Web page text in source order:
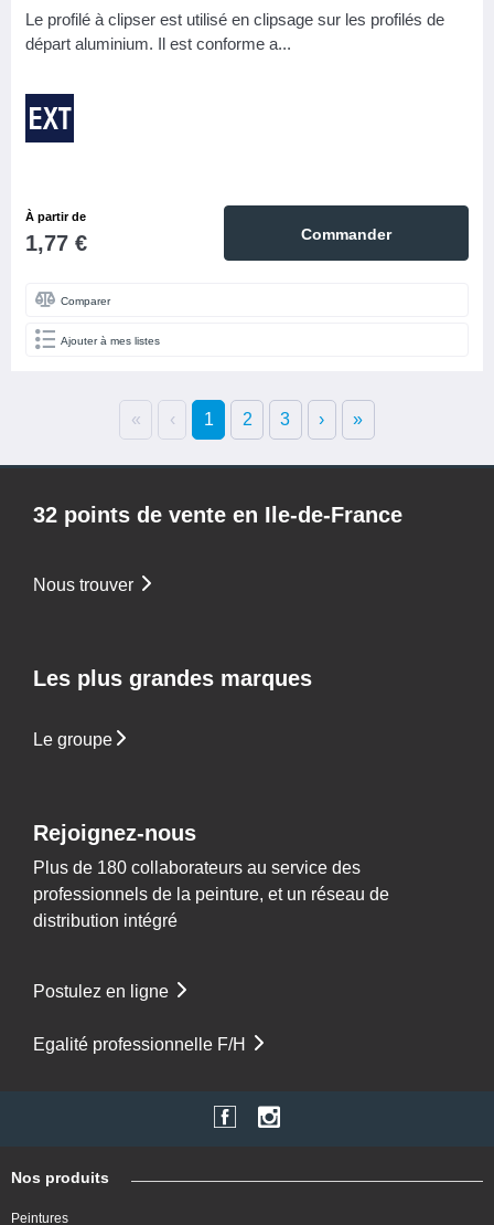
Le profilé à clipser est utilisé en clipsage sur les profilés de
départ aluminium. Il est conforme a...
À partir de
1,77 € Commander
Comparer
Ajouter à mes listes
« ‹ 1 2 3 › »
32 points de vente en Ile-de-France
Nous trouver
Les plus grandes marques
Le groupe
Rejoignez-nous
Plus de 180 collaborateurs au service des
professionnels de la peinture, et un réseau de
distribution intégré
Postulez en ligne
Egalité professionnelle F/H
Nos produits
Peintures